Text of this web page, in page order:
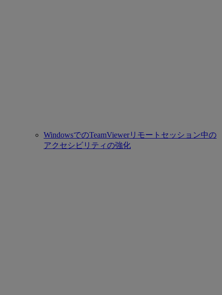
WindowsでのTeamViewerリモートセッション中の
アクセシビリティの強化